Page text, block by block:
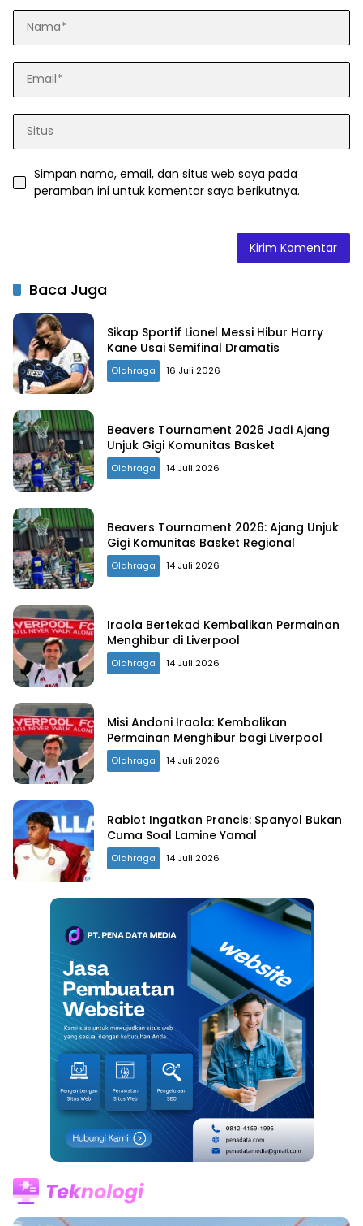
Simpan nama, email, dan situs web saya pada
peramban ini untuk komentar saya berikutnya.
Baca Juga
Sikap Sportif Lionel Messi Hibur Harry
Kane Usai Semifinal Dramatis
Olahraga 16 Juli 2026
Beavers Tournament 2026 Jadi Ajang
Unjuk Gigi Komunitas Basket
Olahraga 14 Juli 2026
Beavers Tournament 2026: Ajang Unjuk
Gigi Komunitas Basket Regional
Olahraga 14 Juli 2026
Iraola Bertekad Kembalikan Permainan
Menghibur di Liverpool
Olahraga 14 Juli 2026
Misi Andoni Iraola: Kembalikan
Permainan Menghibur bagi Liverpool
Olahraga 14 Juli 2026
Rabiot Ingatkan Prancis: Spanyol Bukan
Cuma Soal Lamine Yamal
Olahraga 14 Juli 2026